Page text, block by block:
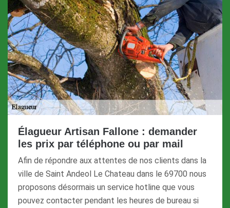
Élagueur Artisan Fallone : demander
les prix par téléphone ou par mail
Afin de répondre aux attentes de nos clients dans la
ville de Saint Andeol Le Chateau dans le 69700 nous
proposons désormais un service hotline que vous
pouvez contacter pendant les heures de bureau si